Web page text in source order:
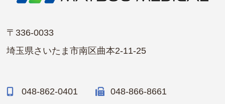
〒336-0033
埼玉県さいたま市南区曲本2-11-25
048-862-0401 048-866-8661